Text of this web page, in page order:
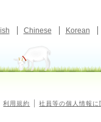
Chinese Korean
利用規約 社員等の個人情報